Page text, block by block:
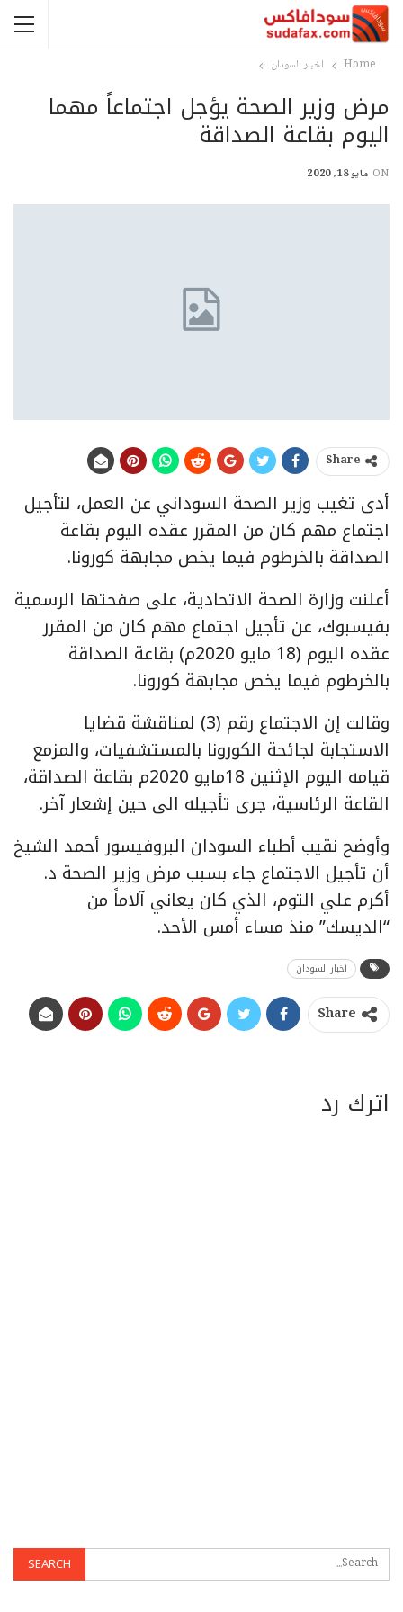
Home اخبار السودان
مرض وزير الصحة يؤجل اجتماعاً مهما
اليوم بقاعة الصداقة
ON مايو 18, 2020
Share
أدى تغيب وزير الصحة السوداني عن العمل، لتأجيل
اجتماع مهم كان من المقرر عقده اليوم بقاعة
الصداقة بالخرطوم فيما يخص مجابهة كورونا.
أعلنت وزارة الصحة الاتحادية، على صفحتها الرسمية
بفيسبوك، عن تأجيل اجتماع مهم كان من المقرر
عقده اليوم (18 مايو 2020م) بقاعة الصداقة
بالخرطوم فيما يخص مجابهة كورونا.
وقالت إن الاجتماع رقم (3) لمناقشة قضايا
الاستجابة لجائحة الكورونا بالمستشفيات، والمزمع
قيامه اليوم الإثنين 18مايو 2020م بقاعة الصداقة،
القاعة الرئاسية، جرى تأجيله الى حين إشعار آخر.
وأوضح نقيب أطباء السودان البروفيسور أحمد الشيخ
أن تأجيل الاجتماع جاء بسبب مرض وزير الصحة د.
أكرم علي التوم، الذي كان يعاني آلاماً من
“الديسك” منذ مساء أمس الأحد.
أخبار السودان
Share
اترك رد